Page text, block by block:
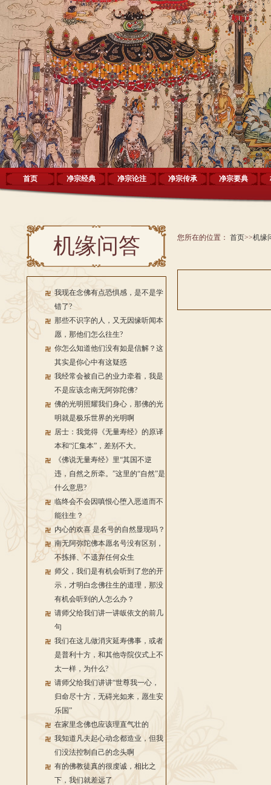
首页 净宗经典 净宗论注 净宗传承 净宗要典
机缘问答
我现在念佛有点恐惧感，是不是学
错了?
那些不识字的人，又无因缘听闻本
愿，那他们怎么往生?
你怎么知道他们没有如是信解？这
其实是你心中有这疑惑
我经常会被自己的业力牵着，我是
不是应该念南无阿弥陀佛?
佛的光明照耀我们身心，那佛的光
明就是极乐世界的光明啊
居士：我觉得《无量寿经》的原译
本和“汇集本”，差别不大。
《佛说无量寿经》里“其国不逆
违，自然之所牵。”这里的“自然”是
什么意思?
临终会不会因嗔恨心堕入恶道而不
能往生？
内心的欢喜 是名号的自然显现吗？
南无阿弥陀佛本愿名号没有区别，
不拣择、不遗弃任何众生
师父，我们是有机会听到了您的开
示，才明白念佛往生的道理，那没
有机会听到的人怎么办？
请师父给我们讲一讲皈依文的前几
句
我们在这儿做消灾延寿佛事，或者
是普利十方，和其他寺院仪式上不
太一样，为什么?
请师父给我们讲讲“世尊我一心，
归命尽十方，无碍光如来，愿生安
乐国”
在家里念佛也应该理直气壮的
我知道凡夫起心动念都造业，但我
们没法控制自己的念头啊
有的佛教徒真的很虔诚，相比之
下，我们就差远了
您所在的位置： 首页>>机缘